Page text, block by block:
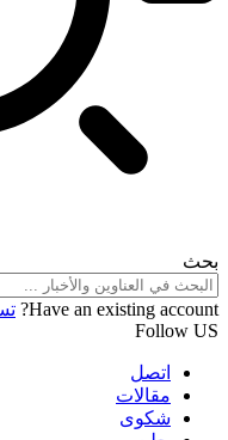
بحث
Have an existing account?
Follow US
اتصل
مقالات
شكوى